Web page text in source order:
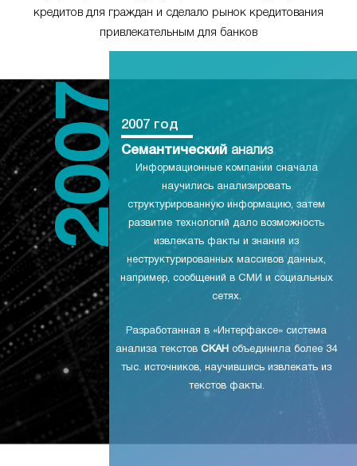
кредитов для граждан и сделало рынок кредитования
привлекательным для банков
2007 год
Семантический анализ
Информационные компании сначала
научились анализировать
структурированную информацию, затем
развитие технологий дало возможность
извлекать факты и знания из
неструктурированных массивов данных,
например, сообщений в СМИ и социальных
сетях.
Разработанная в «Интерфаксе» система
анализа текстов СКАН объединила более 34
тыс. источников, научившись извлекать из
текстов факты.